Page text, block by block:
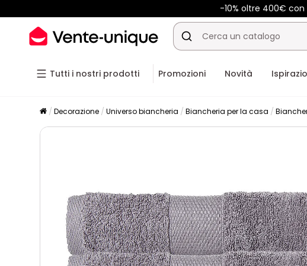
-10% oltre 400€ con
Tutti i nostri prodotti Promozioni Novità
Decorazione Universo biancheria Biancheria per la casa